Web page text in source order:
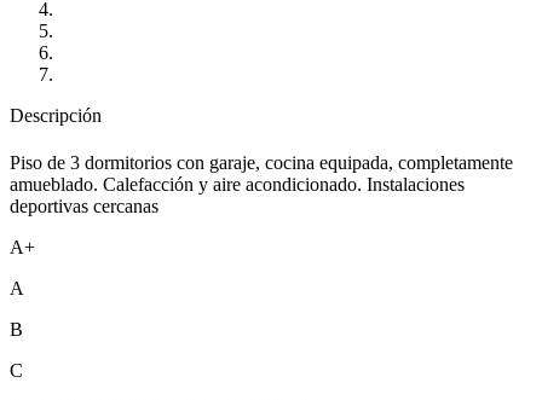
Descripción
Piso de 3 dormitorios con garaje, cocina equipada, completamente
amueblado. Calefacción y aire acondicionado. Instalaciones
deportivas cercanas
A+
A
B
C